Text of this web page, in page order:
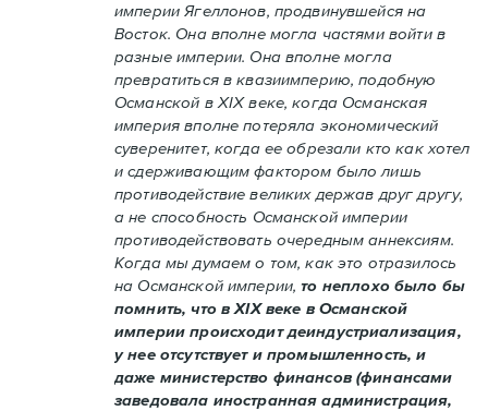
империи Ягеллонов, продвинувшейся на
Восток. Она вполне могла частями войти в
разные империи. Она вполне могла
превратиться в квазиимперию, подобную
Османской в XIX веке, когда Османская
империя вполне потеряла экономический
суверенитет, когда ее обрезали кто как хотел
и сдерживающим фактором было лишь
противодействие великих держав друг другу,
а не способность Османской империи
противодействовать очередным аннексиям.
Когда мы думаем о том, как это отразилось
на Османской империи,то неплохо было бы
помнить, что в XIX веке в Османской
империи происходит деиндустриализация,
у нее отсутствует и промышленность, и
даже министерство финансов (финансами
заведовала иностранная администрация,